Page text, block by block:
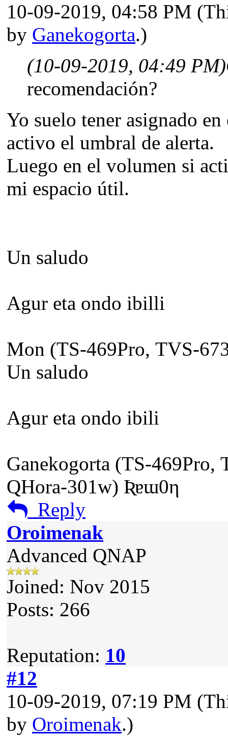
10-09-2019, 04:58 PM
by Ganekogorta.)
(10-09-2019, 04:49 PM)
recomendación?
Yo suelo tener asignado
activo el umbral de alerta.
Luego en el volumen si
mi espacio útil.
Un saludo
Agur eta ondo ibilli
Mon (TS-469Pro, TVS-
Un saludo
Agur eta ondo ibili
Ganekogorta (TS-469Pro,
QHora-301w) Ʀɐɯ0η
Reply
Oroimenak
Advanced QNAP
Joined: Nov 2015
Posts: 266
Reputation: 10
#12
10-09-2019, 07:19 PM
by Oroimenak.)